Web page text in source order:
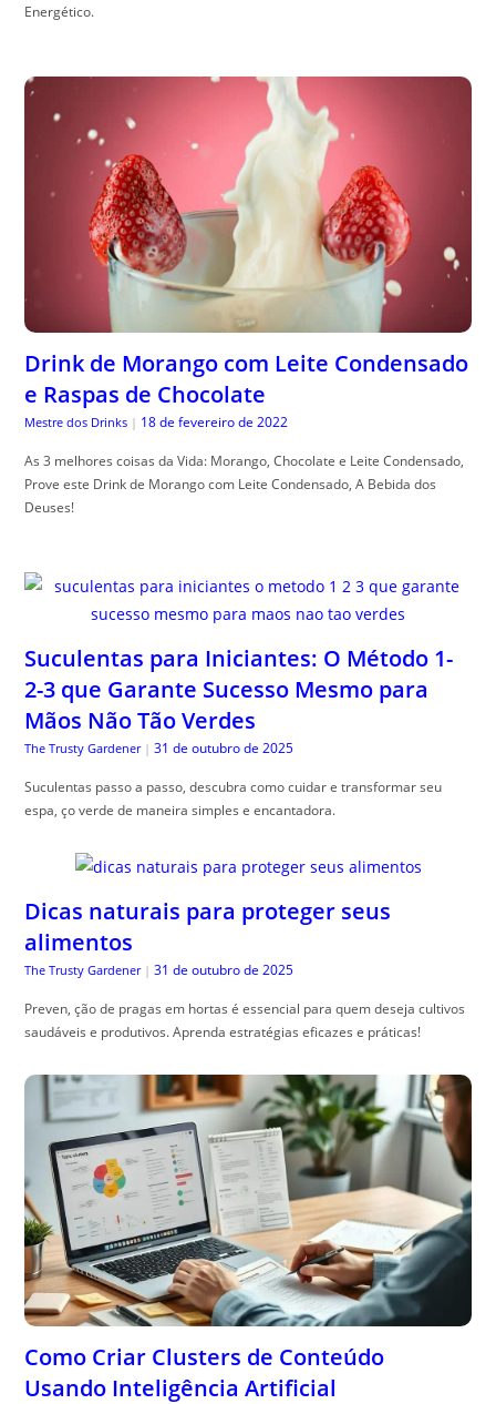
Energético.
Drink de Morango com Leite Condensado
e Raspas de Chocolate
Mestre dos Drinks | 18 de fevereiro de 2022
As 3 melhores coisas da Vida: Morango, Chocolate e Leite Condensado,
Prove este Drink de Morango com Leite Condensado, A Bebida dos
Deuses!
Suculentas para Iniciantes: O Método 1-
2-3 que Garante Sucesso Mesmo para
Mãos Não Tão Verdes
The Trusty Gardener | 31 de outubro de 2025
Suculentas passo a passo, descubra como cuidar e transformar seu
espa, ço verde de maneira simples e encantadora.
Dicas naturais para proteger seus
alimentos
The Trusty Gardener | 31 de outubro de 2025
Preven, ção de pragas em hortas é essencial para quem deseja cultivos
saudáveis e produtivos. Aprenda estratégias eficazes e práticas!
Como Criar Clusters de Conteúdo
Usando Inteligência Artificial